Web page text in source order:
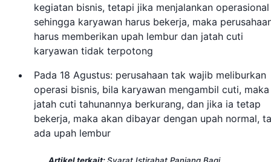
kegiatan bisnis, tetapi jika menjalankan operasional
sehingga karyawan harus bekerja, maka
harus memberikan upah lembur dan jatah cuti
karyawan tidak terpotong
Pada 18 Agustus: perusahaan tak wajib meliburkan
operasi bisnis, bila karyawan mengambil cuti, maka
jatah cuti tahunannya berkurang, dan jika ia tetap
bekerja, maka akan dibayar dengan upah normal,
ada upah lembur
Artikel terkait:Syarat Istirahat Panjang Bagi